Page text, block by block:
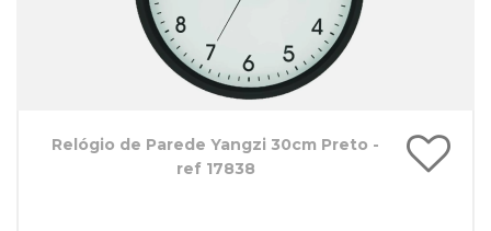
Relógio de Parede Yangzi 30cm Preto -
ref 17838